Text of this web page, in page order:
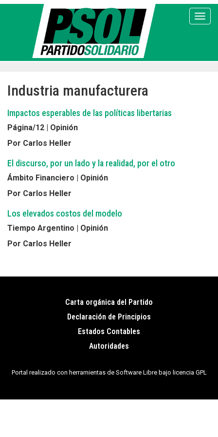
Pasar
Industria manufacturera
Impactos esperables de las políticas libertarias
Página/12 | Opinión
Por Carlos Heller
El discurso, por un lado y la realidad, por el otro
Ámbito Financiero | Opinión
Por Carlos Heller
Los elevados costos del modelo
Tiempo Argentino | Opinión
Por Carlos Heller
Pie
de
página
Carta orgánica del Partido
Declaración de Principios
Estados Contables
Autoridades
Portal realizado con herramientas de Software Libre bajo licencia GPL